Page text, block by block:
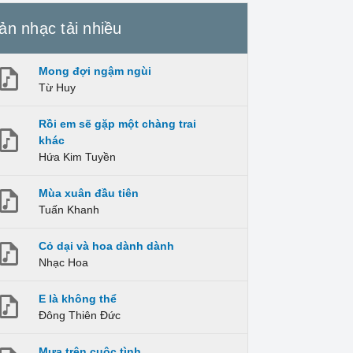
nhạc tải nhiều
Mong đợi ngậm ngùi
Từ Huy
Rồi em sẽ gặp một chàng trai
khác
Hứa Kim Tuyền
Mùa xuân đầu tiên
Tuấn Khanh
Cỏ dại và hoa dành dành
Nhạc Hoa
E là không thể
Đông Thiên Đức